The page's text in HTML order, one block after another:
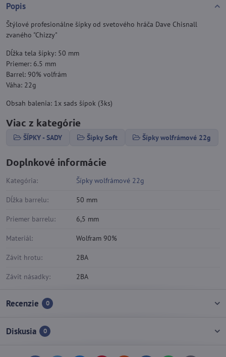
Popis
Štýlové profesionálne šípky od svetového hráča Dave Chisnall
zvaného "Chizzy"
Dĺžka tela šípky: 50 mm
Priemer: 6.5 mm
Barrel: 90% volfrám
Váha: 22g
Obsah balenia: 1x sads šípok (3ks)
Viac z kategórie
ŠÍPKY - SADY Šípky Soft Šípky wolfrámové 22g
Doplnkové informácie
Kategória: Šípky wolfrámové 22g
Dĺžka barrelu: 50 mm
Priemer barrelu: 6,5 mm
Materiál: Wolfram 90%
Závit hrotu: 2BA
Závit násadky: 2BA
Recenzie 0
Diskusia 0